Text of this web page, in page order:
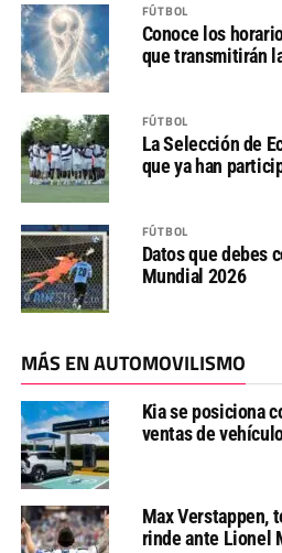
FÚTBOL
Conoce los
que transmitirán
FÚTBOL
La Selección de
que ya han
FÚTBOL
Datos que debes
Mundial 2026
MÁS EN AUTOMOVILISMO
Kia se posiciona
ventas de
Max Verstappen,
rinde ante Lionel